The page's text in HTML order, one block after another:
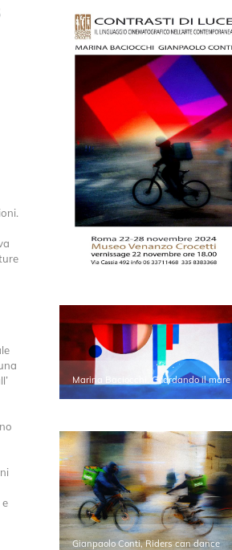
e
Marina Baciocchi, Guardando il mare
Gianpaolo Conti, Riders can dance